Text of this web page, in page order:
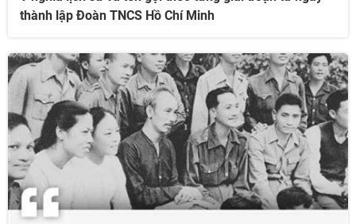
thành lập Đoàn TNCS Hồ Chí Minh